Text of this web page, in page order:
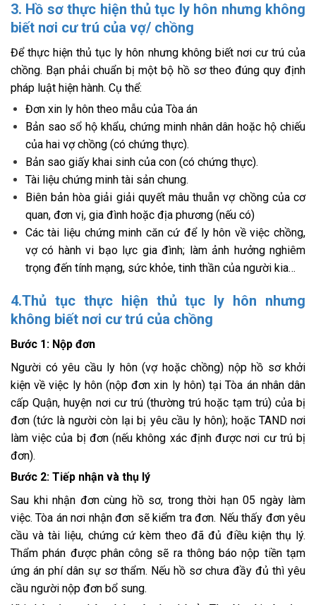
3. Hồ sơ thực hiện thủ tục ly hôn nhưng không
biết nơi cư trú của vợ/ chồng
Để thực hiện thủ tục ly hôn nhưng không biết nơi cư trú của
chồng. Bạn phải chuẩn bị một bộ hồ sơ theo đúng quy định
pháp luật hiện hành. Cụ thể:
Đơn xin ly hôn theo mẫu của Tòa án
Bản sao sổ hộ khẩu, chứng minh nhân dân hoặc hộ chiếu
của hai vợ chồng (có chứng thực).
Bản sao giấy khai sinh của con (có chứng thực).
Tài liệu chứng minh tài sản chung.
Biên bản hòa giải giải quyết mâu thuẫn vợ chồng của cơ
quan, đơn vị, gia đình hoặc địa phương (nếu có)
Các tài liệu chứng minh căn cứ để ly hôn về việc chồng,
vợ có hành vi bạo lực gia đình; làm ảnh hưởng nghiêm
trọng đến tính mạng, sức khỏe, tinh thần của người kia…
4.Thủ tục thực hiện thủ tục ly hôn nhưng
không biết nơi cư trú của chồng
Bước 1: Nộp đơn
Người có yêu cầu ly hôn (vợ hoặc chồng) nộp hồ sơ khởi
kiện về việc ly hôn (nộp đơn xin ly hôn) tại Tòa án nhân dân
cấp Quận, huyện nơi cư trú (thường trú hoặc tạm trú) của bị
đơn (tức là người còn lại bị yêu cầu ly hôn); hoặc TAND nơi
làm việc của bị đơn (nếu không xác định được nơi cư trú bị
đơn).
Bước 2: Tiếp nhận và thụ lý
Sau khi nhận đơn cùng hồ sơ, trong thời hạn 05 ngày làm
việc. Tòa án nơi nhận đơn sẽ kiểm tra đơn. Nếu thấy đơn yêu
cầu và tài liệu, chứng cứ kèm theo đã đủ điều kiện thụ lý.
Thẩm phán được phân công sẽ ra thông báo nộp tiền tạm
ứng án phí dân sự sơ thẩm. Nếu hồ sơ chưa đầy đủ thì yêu
cầu người nộp đơn bổ sung.